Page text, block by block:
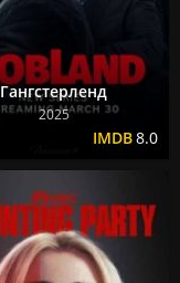
Гангстерленд
2025
8.0